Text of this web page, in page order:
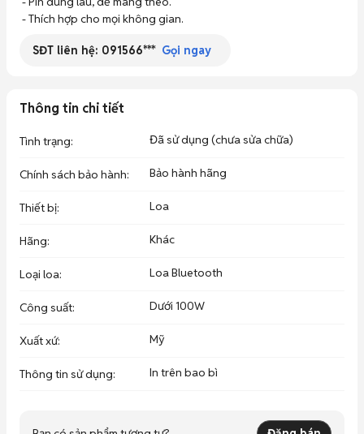
- Thích hợp cho mọi không gian.
SĐT liên hệ: 091566*** Gọi ngay
Thông tin chi tiết
Tình trạng: Đã sử dụng (chưa sửa chữa)
Chính sách bảo hành: Bảo hành hãng
Thiết bị: Loa
Hãng: Khác
Loại loa: Loa Bluetooth
Công suất: Dưới 100W
Xuất xứ: Mỹ
Thông tin sử dụng: In trên bao bì